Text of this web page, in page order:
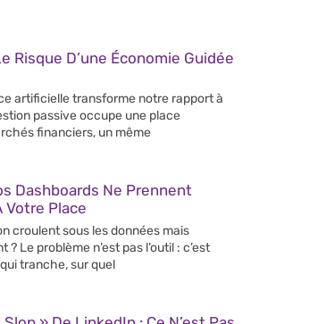
Risque D’une Économie Guidée
artificielle transforme notre rapport à
passive occupe une place
financiers, un même
Dashboards Ne Prennent
Votre Place
croulent sous les données mais
Le problème n’est pas l’outil : c’est
qui tranche, sur quel